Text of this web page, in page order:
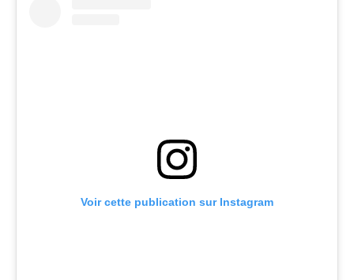
Voir cette publication sur Instagram